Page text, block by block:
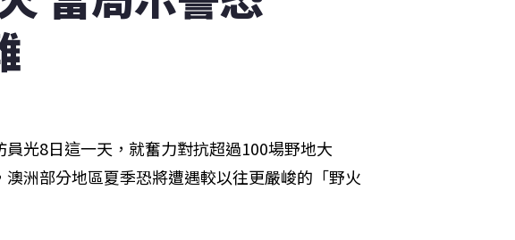
光8日這一天，就奮力對抗超過100場野地大
洲部分地區夏季恐將遭遇較以往更嚴峻的「野火